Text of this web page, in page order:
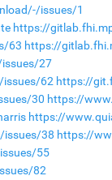
issues/1
https://
63 https://
27
62 https://
30 https://
https://
38 https://
55
82